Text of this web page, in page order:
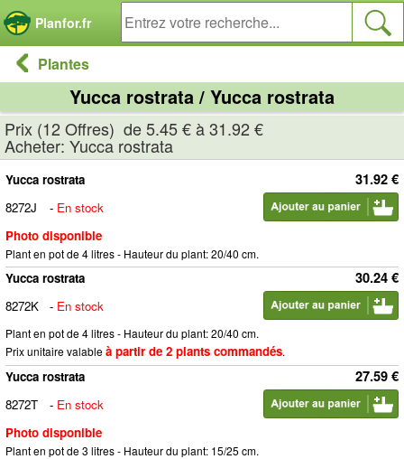
Planfor.fr
Plantes
Yucca rostrata / Yucca rostrata
Prix (12 Offres) de 5.45 € à 31.92 €
Acheter: Yucca rostrata
31.92 €
Yucca rostrata
8272J
- En stock
Photo disponible
Plant en pot de 4 litres - Hauteur du plant: 20/40 cm.
30.24 €
Yucca rostrata
8272K
- En stock
Plant en pot de 4 litres - Hauteur du plant: 20/40 cm.
Prix unitaire valableà partir de 2 plants commandés.
27.59 €
Yucca rostrata
8272T
- En stock
Photo disponible
Plant en pot de 3 litres - Hauteur du plant: 15/25 cm.
Panneau de gestion des cookies